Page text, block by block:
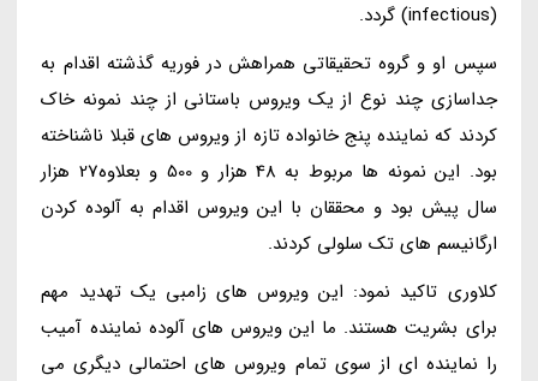
(infectious) گردد.
سپس او و گروه تحقیقاتی همراهش در فوریه گذشته اقدام به
جداسازی چند نوع از یک ویروس باستانی از چند نمونه خاک
کردند که نماینده پنج خانواده تازه از ویروس های قبلا ناشناخته
بود. این نمونه ها مربوط به 48 هزار و 500 و بعلاوه27 هزار
سال پیش بود و محققان با این ویروس اقدام به آلوده کردن
ارگانیسم های تک سلولی کردند.
کلاوری تاکید نمود: این ویروس های زامبی یک تهدید مهم
برای بشریت هستند. ما این ویروس های آلوده نماینده آمیب
را نماینده ای از سوی تمام ویروس های احتمالی دیگری می